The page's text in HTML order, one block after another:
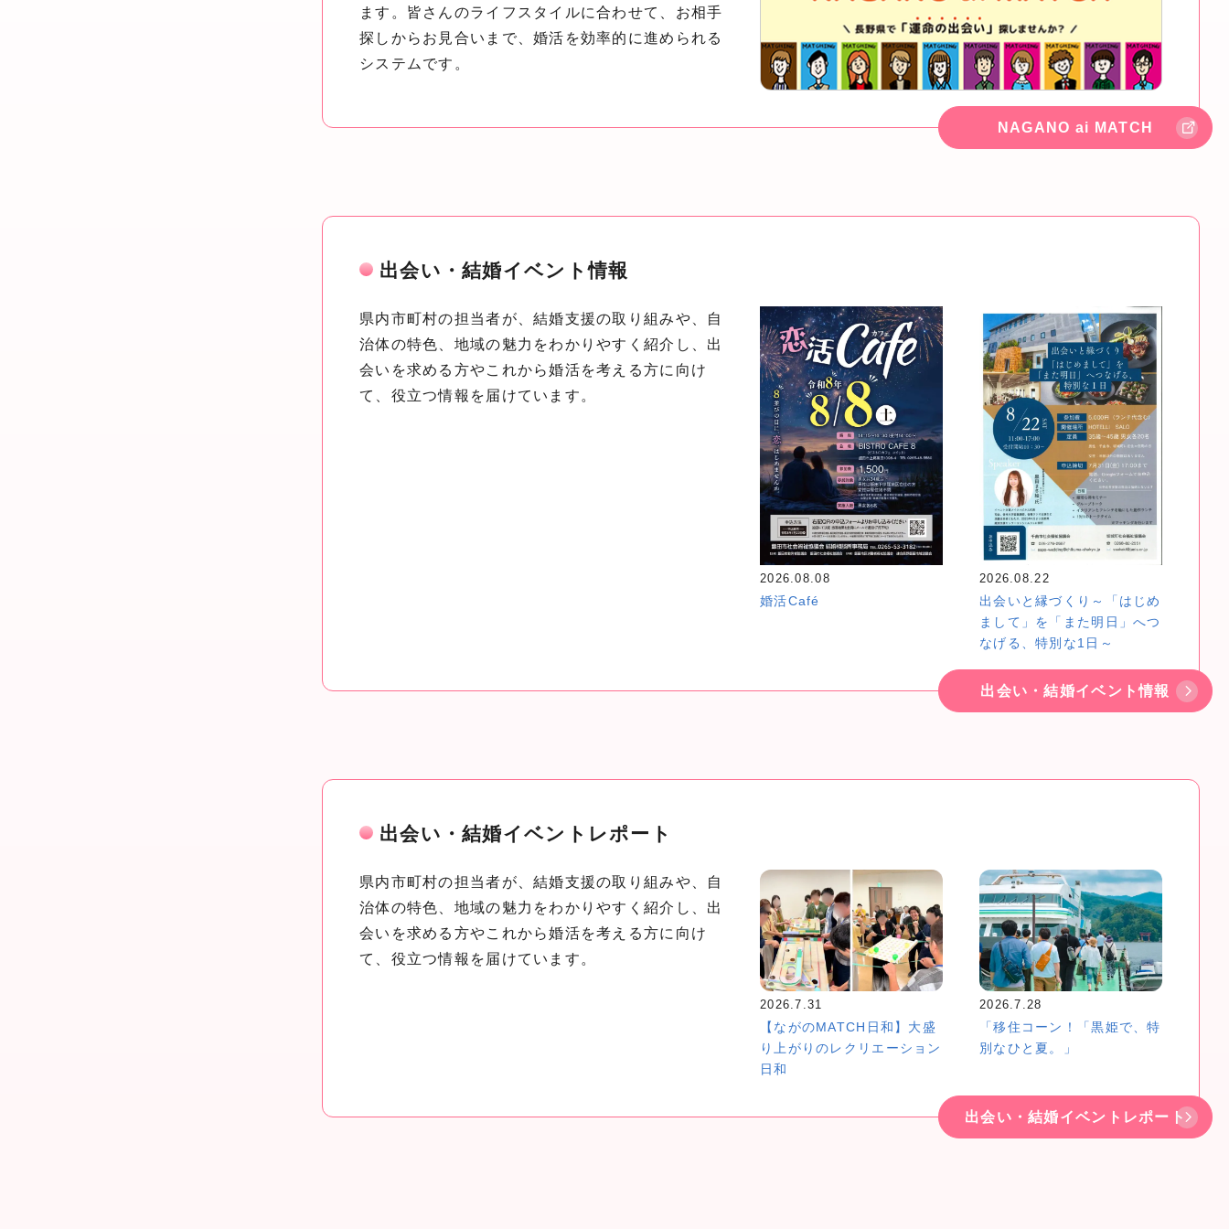
ます。皆さんのライフスタイルに合わせて、お相手
探しからお見合いまで、婚活を効率的に進められる
システムです。
NAGANO ai MATCH
出会い・結婚イベント情報
県内市町村の担当者が、結婚支援の取り組みや、自
治体の特色、地域の魅力をわかりやすく紹介し、出
会いを求める方やこれから婚活を考える方に向け
て、役立つ情報を届けています。
2026.08.08
婚活Café
2026.08.22
出会いと縁づくり～「はじめ
まして」を「また明日」へつ
なげる、特別な1日～
出会い・結婚イベント情報
出会い・結婚イベントレポート
県内市町村の担当者が、結婚支援の取り組みや、自
治体の特色、地域の魅力をわかりやすく紹介し、出
会いを求める方やこれから婚活を考える方に向け
て、役立つ情報を届けています。
2026.7.31
【ながのMATCH日和】大盛
り上がりのレクリエーション
日和
2026.7.28
「移住コーン！「黒姫で、特
別なひと夏。」
出会い・結婚イベントレポート